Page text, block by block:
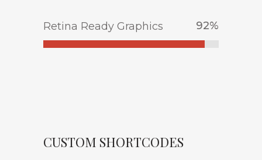
Retina Ready Graphics 92%
CUSTOM SHORTCODES